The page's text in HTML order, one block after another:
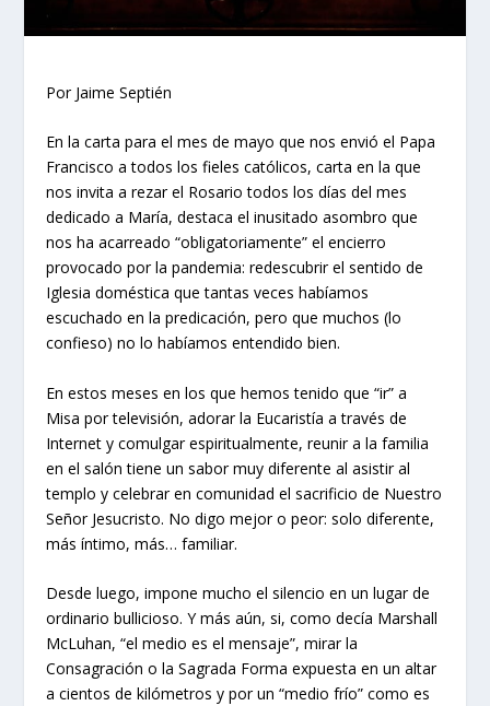
Por Jaime Septién
En la carta para el mes de mayo que nos envió el Papa
Francisco a todos los fieles católicos, carta en la que
nos invita a rezar el Rosario todos los días del mes
dedicado a María, destaca el inusitado asombro que
nos ha acarreado “obligatoriamente” el encierro
provocado por la pandemia: redescubrir el sentido de
Iglesia doméstica que tantas veces habíamos
escuchado en la predicación, pero que muchos (lo
confieso) no lo habíamos entendido bien.
En estos meses en los que hemos tenido que “ir” a
Misa por televisión, adorar la Eucaristía a través de
Internet y comulgar espiritualmente, reunir a la familia
en el salón tiene un sabor muy diferente al asistir al
templo y celebrar en comunidad el sacrificio de Nuestro
Señor Jesucristo. No digo mejor o peor: solo diferente,
más íntimo, más… familiar.
Desde luego, impone mucho el silencio en un lugar de
ordinario bullicioso. Y más aún, si, como decía Marshall
McLuhan, “el medio es el mensaje”, mirar la
Consagración o la Sagrada Forma expuesta en un altar
a cientos de kilómetros y por un “medio frío” como es